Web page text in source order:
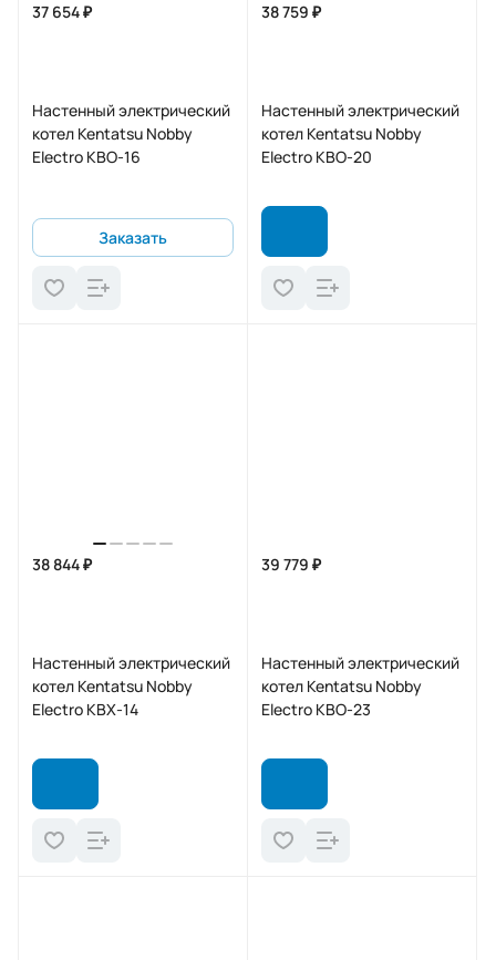
37 654 ₽
Настенный электрический
котел Kentatsu Nobby
Electro KBO-16
Заказать
38 759 ₽
Настенный электрический
котел Kentatsu Nobby
Electro KBO-20
38 844 ₽
Настенный электрический
котел Kentatsu Nobby
Electro KBX-14
39 779 ₽
Настенный электрический
котел Kentatsu Nobby
Electro KBO-23